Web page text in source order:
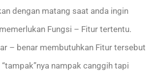
dengan matang saat anda ingin
Fungsi – Fitur tertentu.
– benar membutuhkan Fitur tersebut
nampak canggih tapi